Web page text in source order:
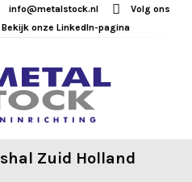
info@metalstock.nl
Volg ons
Bekijk onze LinkedIn-pagina
Zuid Holland